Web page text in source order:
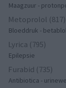
Maagzuur -
Metoprolol (817)
Bloeddruk -
Lyrica (795)
Epilepsie
Furabid (735)
Antibiotica -